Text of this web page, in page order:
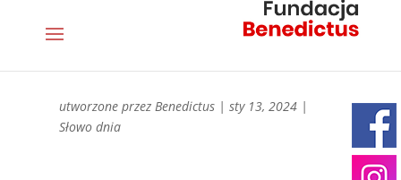
utworzone przez Benedictus| sty 13, 2024|
Słowo dnia